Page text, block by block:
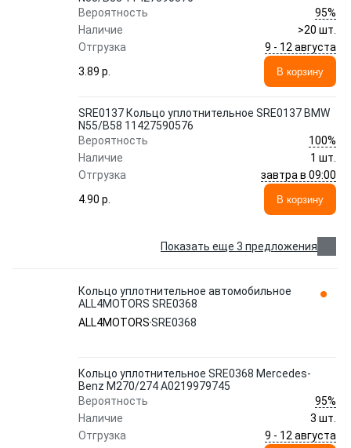
Вероятность
95%
Наличие
>20 шт.
Отгрузка
9 - 12 августа
3.89 p.
В корзину
SRE0137 Кольцо уплотнительное SRE0137 BMW
N55/B58 11427590576
Вероятность
100%
Наличие
1 шт.
Отгрузка
завтра в 09:00
4.90 p.
В корзину
Показать еще 3 предложения
Кольцо уплотнительное автомобильное
ALL4MOTORS SRE0368
ALL4MOTORSSRE0368
Кольцо уплотнительное SRE0368 Mercedes-
Benz M270/274 A0219979745
Вероятность
95%
Наличие
3 шт.
Отгрузка
9 - 12 августа